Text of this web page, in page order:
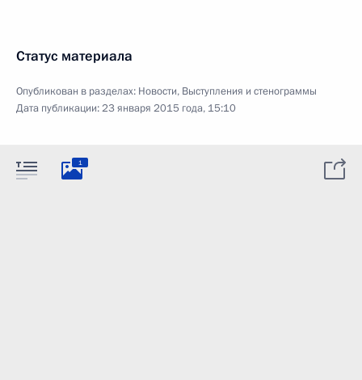
Статус материала
Опубликован в разделах: Новости, Выступления и стенограммы
Дата публикации:23 января 2015 года, 15:10
1